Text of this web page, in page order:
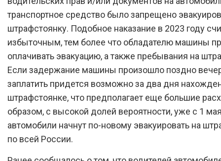
транспортное средство было запрещено
штрафстоянку. Подобное наказание в 2023 году
избыточным, тем более что обладателю машины
оплачивать эвакуацию, а также пребывания на
Если задержание машины произошло поздно
заплатить придется возможно за два дня
штрафстоянке, что предполагает еще большие
образом, с высокой долей вероятности, уже с 1
автомобили начнут по-новому эвакуировать на
по всей России.